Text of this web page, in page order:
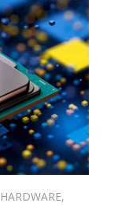
HARDWARE,